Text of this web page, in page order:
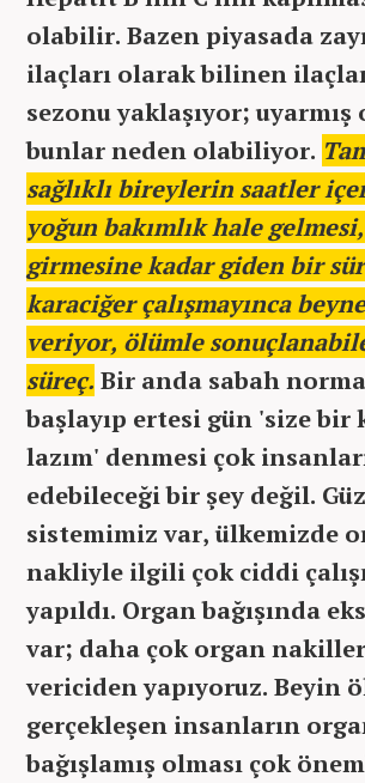
olabilir. Bazen piyasada
ilaçları olarak bilinen
sezonu yaklaşıyor; uyarmış
bunlar neden olabiliyor.
sağlıklı bireylerin saatler
yoğun bakımlık hale
girmesine kadar giden bir
karaciğer çalışmayınca
veriyor, ölümle
süreç. Bir anda sabah
başlayıp ertesi gün 'size bir
lazım' denmesi çok
edebileceği bir şey değil.
sistemimiz var, ülkemizde
nakliyle ilgili çok ciddi
yapıldı. Organ bağışında
var; daha çok organ
vericiden yapıyoruz. Beyin
gerçekleşen insanların
bağışlamış olması çok